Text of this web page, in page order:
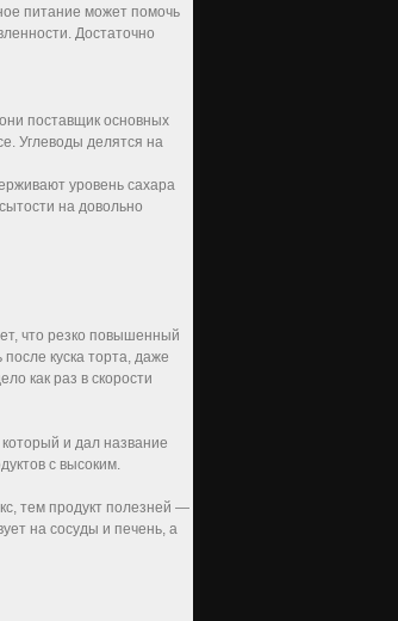
питание может помочь
Достаточно
поставщик основных
Углеводы делятся на
уровень сахара
на довольно
что резко повышенный
куска торта, даже
как раз в скорости
и дал название
с высоким.
тем продукт полезней —
на сосуды и печень, а